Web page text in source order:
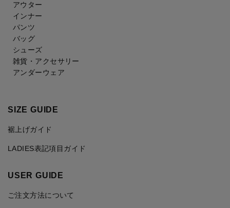
アウター
インナー
パンツ
バッグ
シューズ
雑貨・アクセサリー
アンダーウェア
SIZE GUIDE
裾上げガイド
LADIES表記項目ガイド
USER GUIDE
ご注文方法について